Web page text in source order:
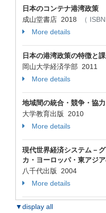
日本のコンテナ港湾政策
成山堂書店 2018
（
More details
日本の港湾政策の特徴と
岡山大学経済学部 2011
More details
地域間の統合・競争・協力
大学教育出版 2010
More details
現代世界経済システム－
カ・ヨーロッパ・東アジ
八千代出版 2004
More details
▼display all